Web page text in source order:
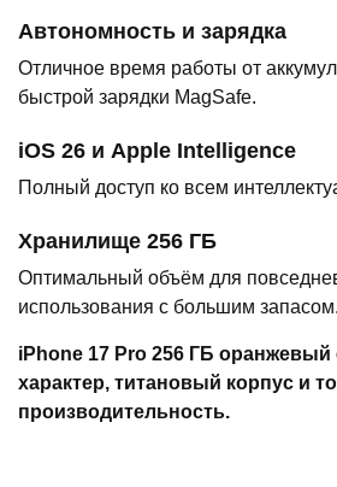
Автономность и зарядка
Отличное время работы от
быстрой зарядки MagSafe.
iOS 26 и Apple Intelligence
Полный доступ ко всем
Хранилище 256 ГБ
Оптимальный объём для
использования с большим запасом.
iPhone 17 Pro 256 ГБ оранжевый
характер, титановый корпус и
производительность.